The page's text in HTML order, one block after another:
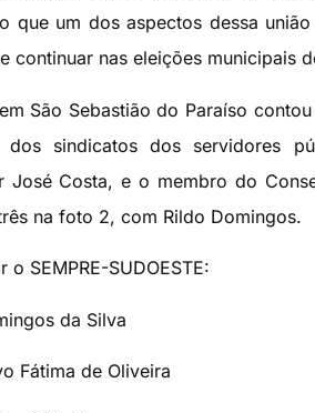
que um dos aspectos dessa
continuar nas eleições municipais
São Sebastião do Paraíso
dos sindicatos dos servidores
José Costa, e o membro do
na foto 2, com Rildo Domingos.
SEMPRE-SUDOESTE:
da Silva
Fátima de Oliveira